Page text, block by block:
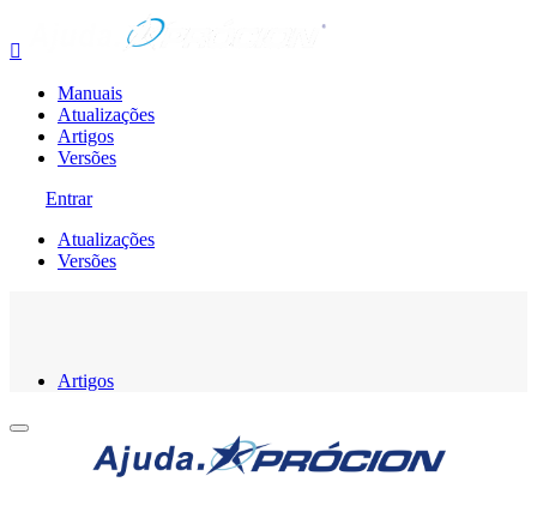

Manuais
Atualizações
Artigos
Versões
Entrar
Atualizações
Versões
Artigos